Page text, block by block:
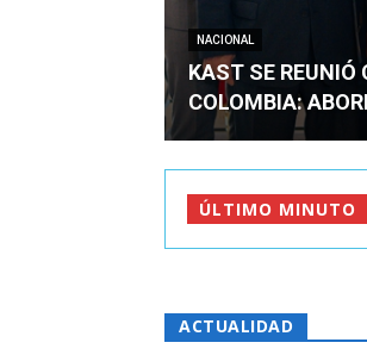
NACIONAL
KAST SE REUNIÓ
COLOMBIA:
ÚLTIMO MINUTO
ACTUALIDAD